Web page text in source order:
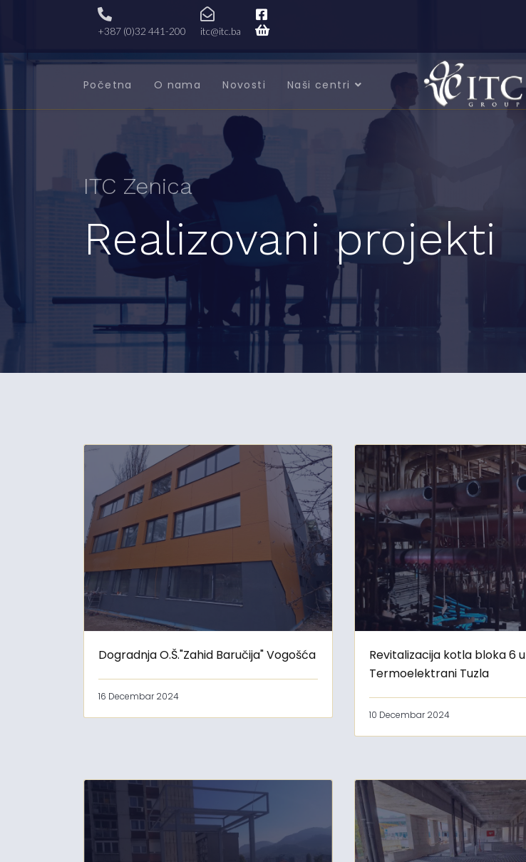
+387 (0)32 441-200 itc@itc.ba
Početna O nama Novosti Naši centri
ITC Zenica
Realizovani projekti
Dogradnja O.Š."Zahid Baručija" Vogošća
16 Decembar 2024
Revitalizacija kotla bloka 6 u
Termoelektrani Tuzla
10 Decembar 2024